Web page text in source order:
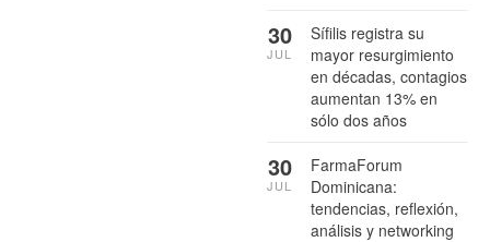
Sífilis registra su
mayor resurgimiento
en décadas, contagios
aumentan 13% en
sólo dos años
30
JUL
FarmaForum
Dominicana:
tendencias, reflexión,
análisis y networking
30
JUL